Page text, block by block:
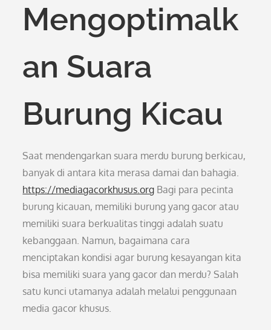
Mengoptimalk
an Suara
Burung Kicau
Saat mendengarkan suara merdu burung berkicau,
banyak di antara kita merasa damai dan bahagia.
https://mediagacorkhusus.org Bagi para pecinta
burung kicauan, memiliki burung yang gacor atau
memiliki suara berkualitas tinggi adalah suatu
kebanggaan. Namun, bagaimana cara
menciptakan kondisi agar burung kesayangan kita
bisa memiliki suara yang gacor dan merdu? Salah
satu kunci utamanya adalah melalui penggunaan
media gacor khusus.